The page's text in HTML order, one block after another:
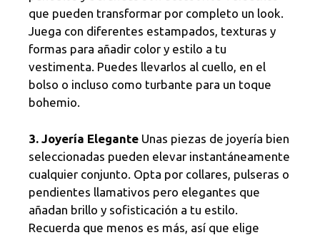
que pueden transformar por completo un look.
Juega con diferentes estampados, texturas y
formas para añadir color y estilo a tu
vestimenta. Puedes llevarlos al cuello, en el
bolso o incluso como turbante para un toque
bohemio.
3. Joyería Elegante Unas piezas de joyería bien
seleccionadas pueden elevar instantáneamente
cualquier conjunto. Opta por collares, pulseras o
pendientes llamativos pero elegantes que
añadan brillo y sofisticación a tu estilo.
Recuerda que menos es más, así que elige